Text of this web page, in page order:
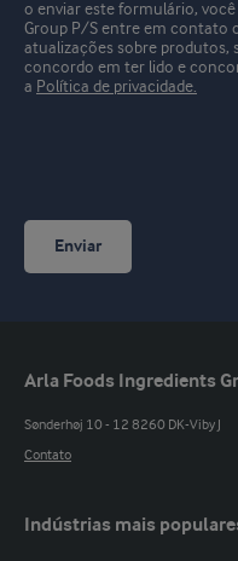
o enviar este formulário,
Group P/S entre em contato
atualizações sobre produtos,
concordo em ter lido e
a Política de privacidade.
Enviar
Arla Foods Ingredients
Sønderhøj 10 - 12 8260 DK-Viby J
Contato
Indústrias mais